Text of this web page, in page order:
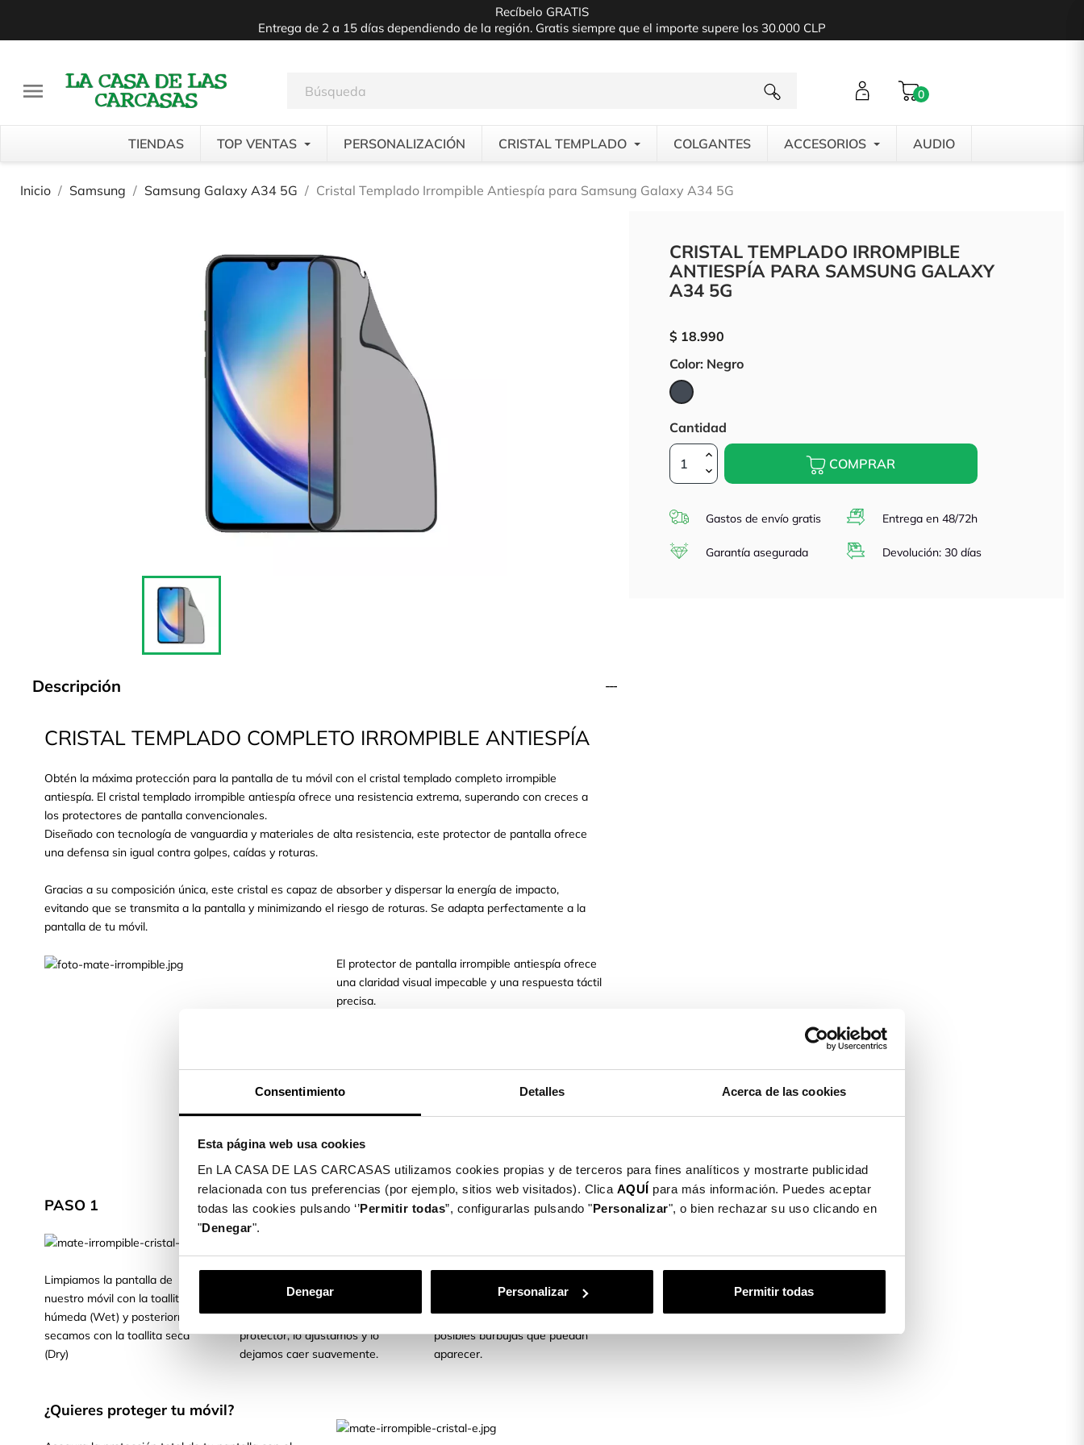
Consentimiento Detalles Acerca de las cookies
Esta página web usa cookies
En LA CASA DE LAS CARCASAS utilizamos cookies propias y de terceros para fines analíticos y mostrarte publicidad
relacionada con tus preferencias (por ejemplo, sitios web visitados). Clica AQUÍ para más información. Puedes aceptar
todas las cookies pulsando ‘’Permitir todas”, configurarlas pulsando "Personalizar", o bien rechazar su uso clicando en
"Denegar".
Denegar Personalizar Permitir todas
Recíbelo GRATIS
Entrega de 2 a 15 días dependiendo de la región. Gratis siempre que el importe supere los 30.000 CLP
 0
TIENDAS TOP VENTAS PERSONALIZACIÓN CRISTAL TEMPLADO COLGANTES ACCESORIOS AUDIO
Inicio Samsung Samsung Galaxy A34 5G Cristal Templado Irrompible Antiespía para Samsung Galaxy A34 5G
Descripción
CRISTAL TEMPLADO COMPLETO IRROMPIBLE ANTIESPÍA
Obtén la máxima protección para la pantalla de tu móvil con el cristal templado completo irrompible
antiespía. El cristal templado irrompible antiespía ofrece una resistencia extrema, superando con creces a
los protectores de pantalla convencionales.
Diseñado con tecnología de vanguardia y materiales de alta resistencia, este protector de pantalla ofrece
una defensa sin igual contra golpes, caídas y roturas.
Gracias a su composición única, este cristal es capaz de absorber y dispersar la energía de impacto,
evitando que se transmita a la pantalla y minimizando el riesgo de roturas. Se adapta perfectamente a la
pantalla de tu móvil.
El protector de pantalla irrompible antiespía ofrece
una claridad visual impecable y una respuesta táctil
precisa.
perfectamente a la pantalla de tu móvil y asegura
una sujeción segura y sin burbujas.
y protegerá tu pantalla de manera efectiva,
preservando su integridad y funcionalidad.
PASO 1
Limpiamos la pantalla de
nuestro móvil con la toallita
húmeda (Wet) y posteriormente
secamos con la toallita seca
(Dry)
PASO 2
horizontal. Cogemos el cristal
templado, quitamos el plástico
protector, lo ajustamos y lo
dejamos caer suavemente.
PASO 3
toallita seca de nuevo y
limpiamos y quitamos las
posibles burbujas que puedan
aparecer.
¿Quieres proteger tu móvil?
CRISTAL TEMPLADO IRROMPIBLE
ANTIESPÍA PARA SAMSUNG GALAXY
A34 5G
$ 18.990
Color: Negro
Negro
Cantidad
COMPRAR
Gastos de envío gratis Entrega en 48/72h
Garantía asegurada Devolución: 30 días